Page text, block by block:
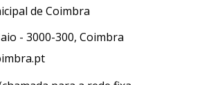
de Coimbra
- 3000-300, Coimbra